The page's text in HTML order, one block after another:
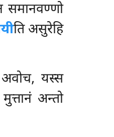
समानवण्णो
ति असुरेहि
अवोच, यस्स
अन्तो